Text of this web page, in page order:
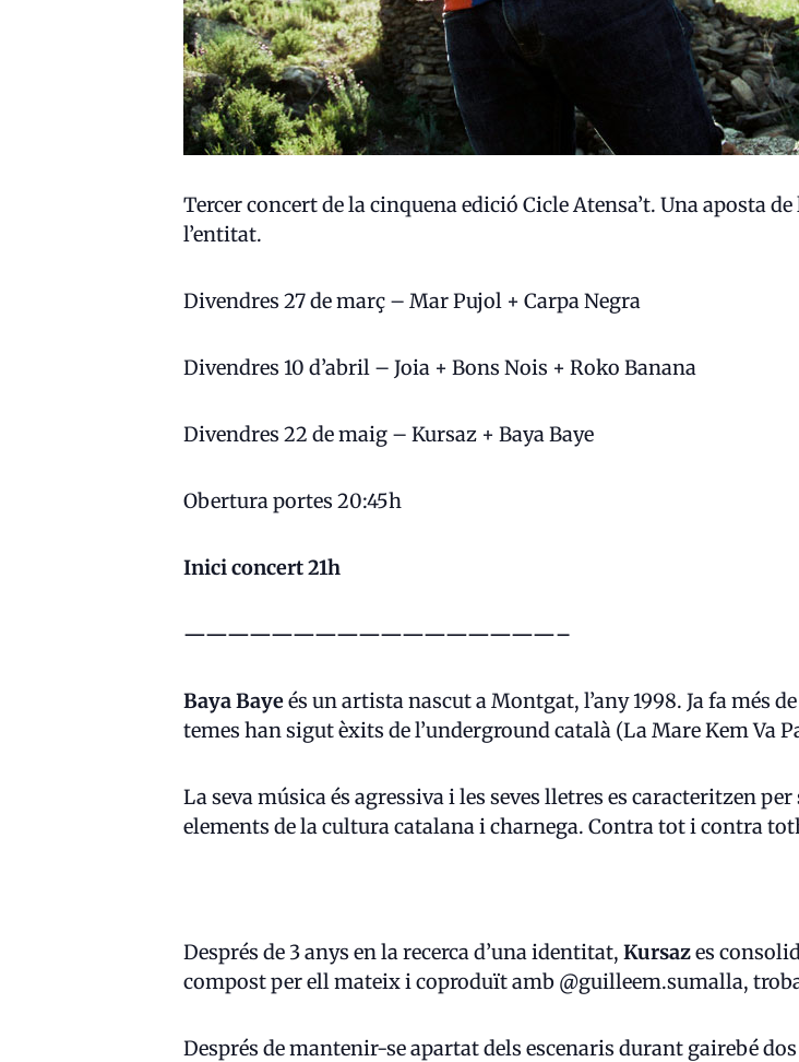
Tercer concert de la cinquena edició Cicle Atensa’t. Una aposta
l’entitat.
Divendres 27 de març – Mar Pujol + Carpa Negra
Divendres 10 d’abril – Joia + Bons Nois + Roko Banana
Divendres 22 de maig – Kursaz + Baya Baye
Obertura portes 20:45h
Inici concert 21h
—————————————————–
Baya Bayeés un artista nascut a Montgat, l’any 1998. Ja fa més
temes han sigut èxits de l’underground català (La Mare Kem Va
La seva música és agressiva i les seves lletres es caracteritzen
elements de la cultura catalana i charnega. Contra tot i contra
Després de 3 anys en la recerca d’una identitat, Kursazes
compost per ell mateix i coproduït amb @guilleem.sumalla,
Després de mantenir-se apartat dels escenaris durant gairebé